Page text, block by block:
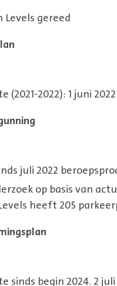
Levels gereed
(2021-2022): 1 juni
juli 2022
op basis van
heeft 205
sinds begin 2024. 2